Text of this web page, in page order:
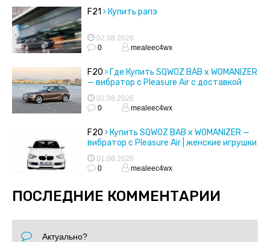
F21 Купить рапэ
02.08.2026
0
mealeec4wx
F20
Где Купить SQWOZ BAB x WOMANIZER
— вибратор с Pleasure Air с доставкой
02.08.2026
0
mealeec4wx
F20
Купить SQWOZ BAB x WOMANIZER —
вибратор с Pleasure Air | женские игрушки
01.08.2026
0
mealeec4wx
ПОСЛЕДНИЕ КОММЕНТАРИИ
Актуально?